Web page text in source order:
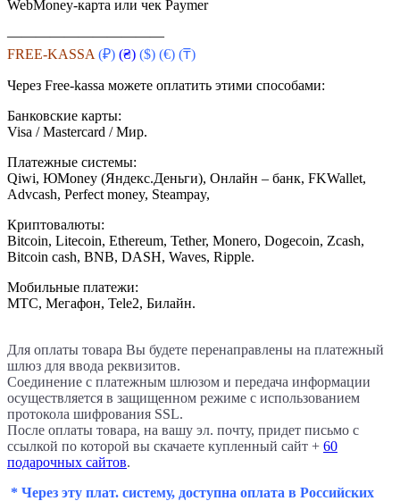
WebMoney-карта или чек Paymer
———————————
FREE-KASSA (₽) (₴) ($) (€) (₸)
Через Free-kassa можете оплатить этими способами:
Банковские карты:
Visa / Mastercard / Мир.
Платежные системы:
Qiwi, ЮMoney (Яндекс.Деньги), Онлайн – банк, FKWallet,
Advcash, Perfect money, Steampay,
Криптовалюты:
Bitcoin, Litecoin, Ethereum, Tether, Monero, Dogecoin, Zcash,
Bitcoin cash, BNB, DASH, Waves, Ripple.
Мобильные платежи:
МТС, Мегафон, Tele2, Билайн.
Для оплаты товара Вы будете перенаправлены на платежный
шлюз для ввода реквизитов.
Соединение с платежным шлюзом и передача информации
осуществляется в защищенном режиме с использованием
протокола шифрования SSL.
После оплаты товара, на вашу эл. почту, придет письмо с
ссылкой по которой вы скачаете купленный сайт + 60
подарочных сайтов.
* Через эту плат. систему, доступна оплата в Российских